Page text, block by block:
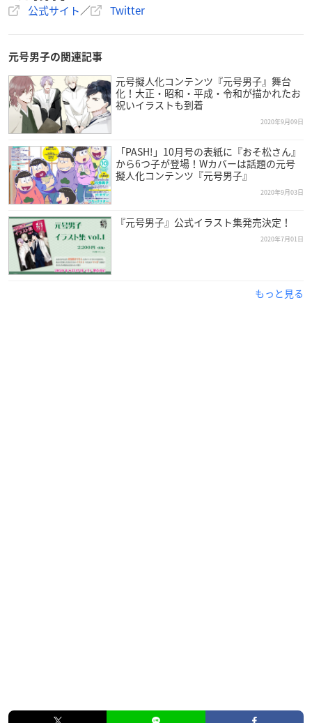
公式サイト／ Twitter
元号男子の関連記事
元号擬人化コンテンツ『元号男子』舞台
化！大正・昭和・平成・令和が描かれたお
祝いイラストも到着
2020年9月09日
「PASH!」10月号の表紙に『おそ松さん』
から6つ子が登場！Wカバーは話題の元号
擬人化コンテンツ『元号男子』
2020年9月03日
『元号男子』公式イラスト集発売決定！
2020年7月01日
もっと見る